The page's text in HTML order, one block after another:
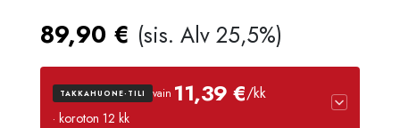
89,90 € (sis. Alv 25,5%)
TAKKAHUONE-TILI vain 11,39 €/kk
· koroton 12 kk